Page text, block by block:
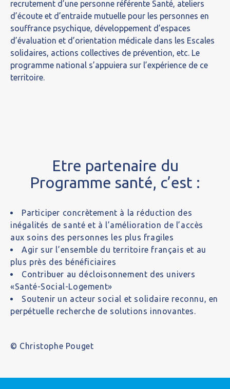
recrutement d’une personne référente Santé, ateliers
d’écoute et d’entraide mutuelle pour les personnes en
souffrance psychique, développement d’espaces
d’évaluation et d’orientation médicale dans les Escales
solidaires, actions collectives de prévention, etc. Le
programme national s’appuiera sur l’expérience de ce
territoire.
Etre partenaire du
Programme santé, c’est :
Participer concrètement à la réduction des
inégalités de santé et à l’amélioration de l’accès
aux soins des personnes les plus fragiles
Agir sur l’ensemble du territoire français et au
plus près des bénéficiaires
Contribuer au décloisonnement des univers
«Santé-Social-Logement»
Soutenir un acteur social et solidaire reconnu, en
perpétuelle recherche de solutions innovantes.
© Christophe Pouget